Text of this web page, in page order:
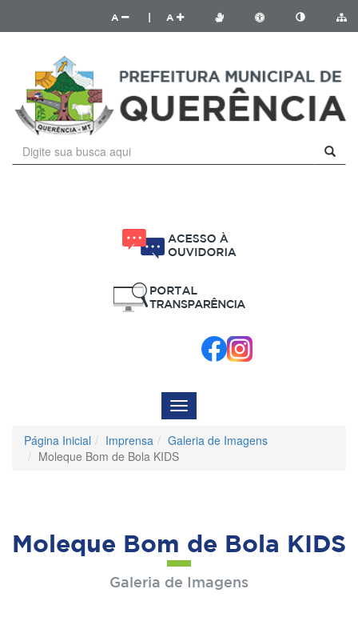
A A
Menu
de
Navegação
Página Inicial Imprensa
Galeria de Imagens
Moleque Bom de Bola KIDS
Moleque Bom de Bola KIDS
Galeria de Imagens